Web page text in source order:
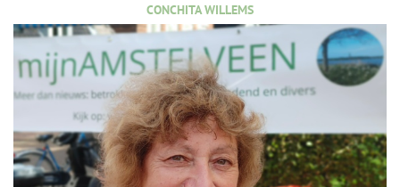
CONCHITA WILLEMS